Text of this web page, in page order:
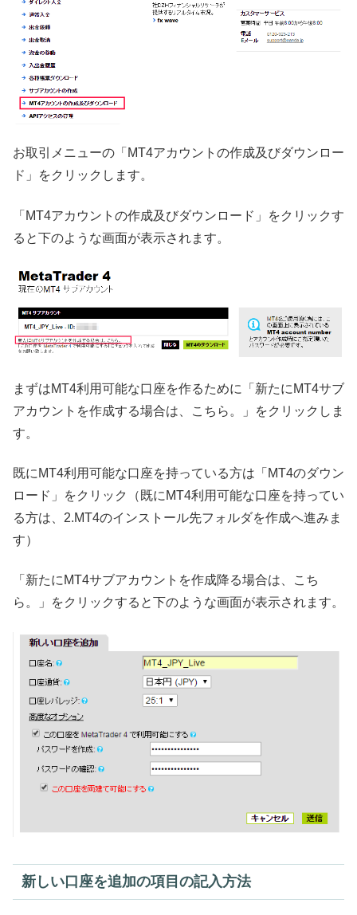
お取引メニューの「MT4アカウントの作成及びダウンロー
ド」をクリックします。
「MT4アカウントの作成及びダウンロード」をクリックす
ると下のような画面が表示されます。
まずはMT4利用可能な口座を作るために「新たにMT4サブ
アカウントを作成する場合は、こちら。」をクリックしま
す。
既にMT4利用可能な口座を持っている方は「MT4のダウン
ロード」をクリック（既にMT4利用可能な口座を持ってい
る方は、2.MT4のインストール先フォルダを作成へ進みま
す）
「新たにMT4サブアカウントを作成降る場合は、こち
ら。」をクリックすると下のような画面が表示されます。
新しい口座を追加の項目の記入方法